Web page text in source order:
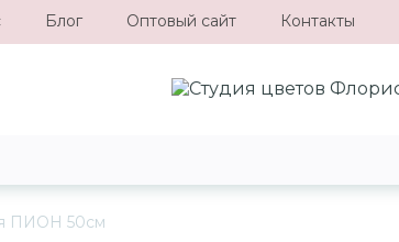
Блог Оптовый сайт Контакты
ПИОН 50см